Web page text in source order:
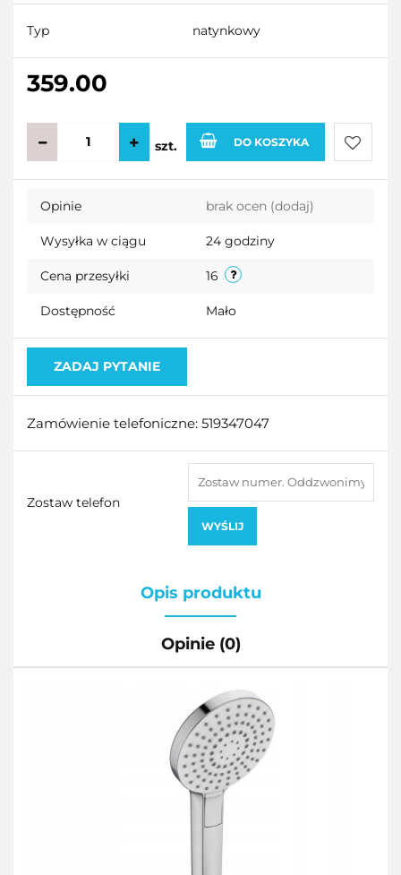
Typ natynkowy
359.00
szt. DO KOSZYKA
Do
Opinie brak ocen (dodaj)
Wysyłka w ciągu 24 godziny
Cena przesyłki 16
Dostępność Mało
ZADAJ PYTANIE
Zamówienie telefoniczne: 519347047
Zostaw telefon
WYŚLIJ
Opis produktu
Opinie (0)